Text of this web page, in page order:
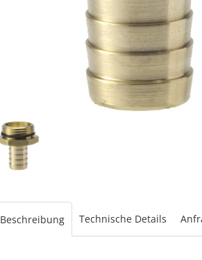
Beschreibung Technische Details